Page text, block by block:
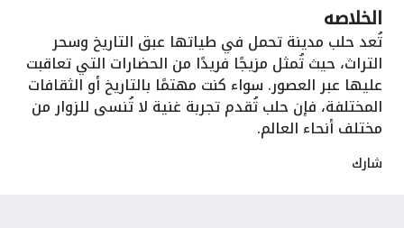
الخلاصه
تُعد حلب مدينة تحمل في طياتها عبق التاريخ وسحر
التراث، حيث تُمثل مزيجًا فريدًا من الحضارات التي تعاقبت
عليها عبر العصور. سواء كنت مهتمًا بالتاريخ أو الثقافات
المختلفة، فإن حلب تُقدم تجربة غنية لا تُنسى للزوار من
مختلف أنحاء العالم.
شارك